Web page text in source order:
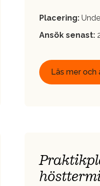
Placering:
Ansök senast:
Läs mer och